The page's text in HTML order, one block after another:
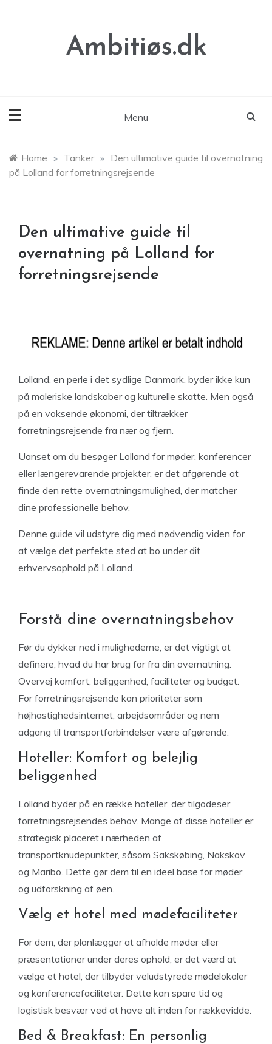
Ambitiøs.dk
Menu
Home » Tanker » Den ultimative guide til overnatning
på Lolland for forretningsrejsende
Den ultimative guide til
overnatning på Lolland for
forretningsrejsende
Lolland, en perle i det sydlige Danmark, byder ikke kun
på maleriske landskaber og kulturelle skatte. Men også
på en voksende økonomi, der tiltrækker
forretningsrejsende fra nær og fjern.
Uanset om du besøger Lolland for møder, konferencer
eller længerevarende projekter, er det afgørende at
finde den rette overnatningsmulighed, der matcher
dine professionelle behov.
Denne guide vil udstyre dig med nødvendig viden for
at vælge det perfekte sted at bo under dit
erhvervsophold på Lolland.
Forstå dine overnatningsbehov
Før du dykker ned i mulighederne, er det vigtigt at
definere, hvad du har brug for fra din overnatning.
Overvej komfort, beliggenhed, faciliteter og budget.
For forretningsrejsende kan prioriteter som
højhastighedsinternet, arbejdsområder og nem
adgang til transportforbindelser være afgørende.
Hoteller: Komfort og belejlig
beliggenhed
Lolland byder på en række hoteller, der tilgodeser
forretningsrejsendes behov. Mange af disse hoteller er
strategisk placeret i nærheden af
transportknudepunkter, såsom Sakskøbing, Nakskov
og Maribo. Dette gør dem til en ideel base for møder
og udforskning af øen.
Vælg et hotel med mødefaciliteter
For dem, der planlægger at afholde møder eller
præsentationer under deres ophold, er det værd at
vælge et hotel, der tilbyder veludstyrede mødelokaler
og konferencefaciliteter. Dette kan spare tid og
logistisk besvær ved at have alt inden for rækkevidde.
Bed & Breakfast: En personlig